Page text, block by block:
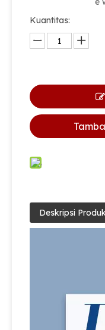
Kuantitas:
Deskripsi